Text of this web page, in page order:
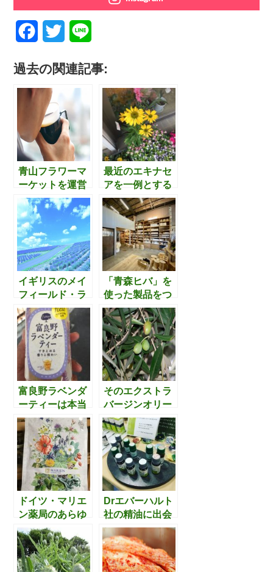
c
b
o
o
k
i
t
e
r
n
過去の関連記事:
青山フラワーマ
ーケットを運営
するパーク・コ
ーポレーション
が展開する”香
り”を用いた『働
き方改革』
最近のエキナセ
アを一例とする
人工交配による
形状・色素の多
様化について思
うこと
イギリスのメイ
フィールド・ラ
ベンダー・ファ
ーム（Mayfield
Lavender Farm)
について
「青森ヒバ」を
使った製品をつ
くるアパレルブ
ランド『Cul de
sac』。国産木
材に関わる人た
ちの未来が明る
くなるための取
り組みに魅力を
感じます。
富良野ラベンダ
ーティーは本当
にまずいのか検
証してみた
そのエクストラ
バージンオリー
ブオイルは本物
か偽物か論争に
ついて思うこと
ドイツ・マリエ
ン薬局のあらゆ
る側面の品質の
高さに驚愕。
「メディカルハ
ーブ」という領
Drエバーハルト
社の精油に出会
ったことで、精
油における「熟
成」という概念
をはじめて知り